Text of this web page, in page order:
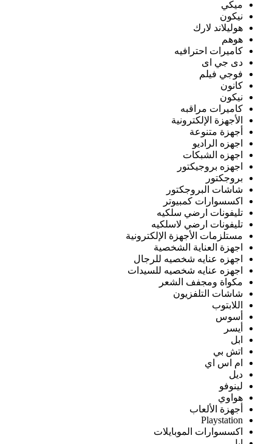
ميكي
نيكون
هوليلاند لارك
هوهم
كاميرات احترافيه
دى جي اى
فوجي فيلم
كانون
نيكون
كاميرات مراقبه
الأجهزة الإلكترونية
أجهزة متنوعة
اجهزه الراديو
اجهزه الشبكات
اجهزه بروجيكتور
بروجكتور
شاشات البروجكتور
اكسسوارات كمبيوتر
تليفونات ارضي سلكيه
تليفونات ارضي لاسلكيه
مستلزمات الأجهزة الإلكترونية
اجهزة العناية الشخصية
اجهزه عنايه شخصيه للرجال
اجهزه عنايه شخصيه للسيدات
مكواة ومجفف الشعر
شاشات التلفزيون
اللابتوب
أسوس
أيسر
ابل
اتش بي
ام اس اي
ديل
لينوفو
هواوي
أجهزة الألعاب
Playstation
اكسسوارات الموبايلات